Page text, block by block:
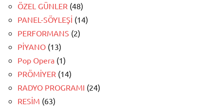
ÖZEL GÜNLER (48)
PANEL-SÖYLEŞİ (14)
PERFORMANS (2)
PİYANO (13)
Pop Opera (1)
PRÖMİYER (14)
RADYO PROGRAMI (24)
RESİM (63)